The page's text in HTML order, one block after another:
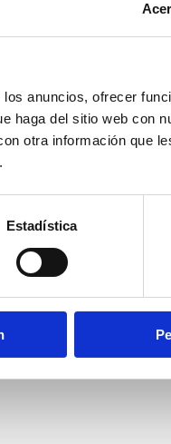
anuncios, ofrecer
haga del sitio web con
otra información que
Estadística
Monges